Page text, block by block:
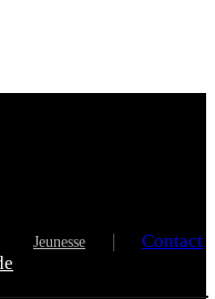
Jeunesse |
Contact